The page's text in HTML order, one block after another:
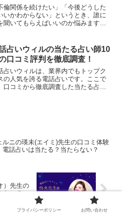
倫関係を続けたい」「今後どうした
いかわからない」というとき、誰に
聞いてもらえばいいのか悩みますよ
する可能性があります。そんな不倫
奪愛について、誰にも...
占いウィルの当たる占い師10
口コミ評判を徹底調査！
占いウィルは、業界内でもトップク
の人気を誇る電話占いです。ここで
口コミから徹底調査した当たる占い
ルニの瑛未(エイミ)先生の口コミ体験
電話占いは当たる？当たらない？
）先生の
ない？
プライバシーポリシー お問い合わせ